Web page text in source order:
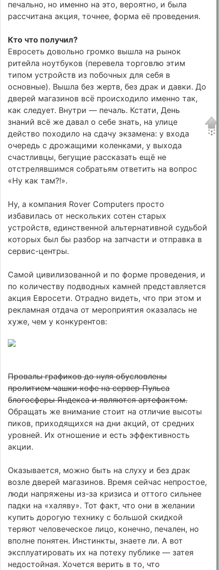
печально, но именно на это, вероятно, и была
рассчитана акция, точнее, форма её проведения.
Кто что получил?
Евросеть довольно громко вышла на рынок
ритейла ноутбуков (перевела торговлю этим
типом устройств из побочных для себя в
основные). Вышла без жертв, без драк и давки. До
дверей магазинов всё происходило именно так,
как следует. Внутри — печаль. Кстати, День
знаний всё же давал о себе знать, на улице
действо походило на сдачу экзамена: у входа
очередь с дрожащими коленками, у выхода
счастливцы, бегущие рассказать ещё не
отстрелявшимся собратьям ответить на вопрос
«Ну как там?!».
Ну, а компания Rover Computers просто
избавилась от нескольких сотен старых
устройств, единственной альтернативной судьбой
которых был бы разбор на запчасти и отправка в
сервис-центры.
Самой цивилизованной и по форме проведения, и
по количеству подводных камней представляется
акция Евросети. Отрадно видеть, что при этом и
рекламная отдача от мероприятия оказалась не
хуже, чем у конкурентов:
Провалы графиков до нуля обусловлены
пролитием чашки кофе на сервер Пульса
блогосферы Яндекса и являются артефактом.
Обращать же внимание стоит на отличие высоты
пиков, приходящихся на дни акций, от средних
уровней. Их отношение и есть эффективность
акции.
Оказывается, можно быть на слуху и без драк
возле дверей магазинов. Время сейчас непростое,
люди напряжены из-за кризиса и оттого сильнее
падки на «халяву». Тот факт, что они в желании
купить дорогую технику с большой скидкой
теряют человеческое лицо, конечно, печален, но
вполне понятен. Инстинкты, знаете ли. А вот
эксплуатировать их на потеху публике — затея
недостойная. Хочется верить в то, что